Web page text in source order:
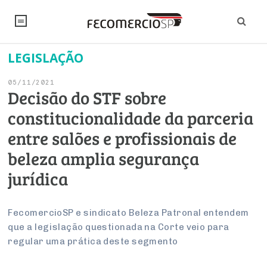
NOTÍCIAS
Editorial
Artigos
Institucional
Debates Fecomercio-SP
PROJETOS ESPECIAIS:
UM BRASIL
Economia
Pesquisas
Brasil
Modernização do Estado
Economia Digital
Legislação
Trabalho
Reforma Tributária
Negócios
Atacado
Sustentabilidade
ESG
Últimas Notícias
SINDICATOS
PESQUISAS
FALE CONOSCO
INSTITUCIONAL
Imprensa
CONSELHOS
Conselho de Turismo
EMPRESAS
LEGISLAÇÃO
05/11/2021
Decisão do STF sobre
constitucionalidade da parceria
entre salões e profissionais de
beleza amplia segurança
jurídica
FecomercioSP e sindicato Beleza Patronal entendem
que a legislação questionada na Corte veio para
regular uma prática deste segmento